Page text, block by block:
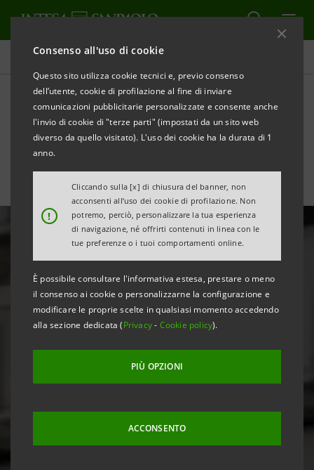
Consenso all'uso di cookie
Questo sito utilizza cookie tecnici e, previo consenso
dell’utente, cookie di profilazione al fine di inviare
comunicazioni pubblicitarie personalizzate e consente anche
l'invio di cookie di "terze parti" (impostati da un sito web
diverso da quello visitato). L'uso dei cookie ha la durata di 1
anno.
!
Cliccando sulla [x] di chiusura del banner, non
acconsenti all’uso dei cookie di profilazione. Non
potremo, perciò, personalizzare la tua esperienza
di navigazione, né offrirti contenuti in linea con le
tue preferenze o i tuoi comportamenti online.
È possibile consultare l'informativa estesa, prestare o meno
il consenso ai cookie o personalizzarne la configurazione e
modificare le proprie scelte in qualsiasi momento accedendo
alla sezione dedicata (Privacy- Cookie policy).
PIÙ OPZIONI
ACCONSENTO
Newsroom
Innovazione
STAMPA AGGIORNA